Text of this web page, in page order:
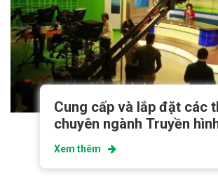
Cung cấp và lắp đặt các
chuyên ngành Truyền
Điện ảnh
Xem thêm